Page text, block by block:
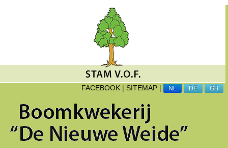
FACEBOOK | SITEMAP | NL DE GB